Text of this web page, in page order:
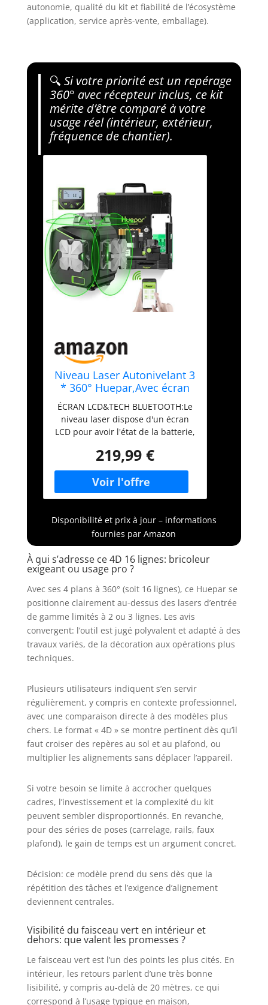
autonomie, qualité du kit et fiabilité de l’écosystème
(application, service après-vente, emballage).
🔍 Si votre priorité est un repérage
360° avec récepteur inclus, ce kit
mérite d’être comparé à votre
usage réel (intérieur, extérieur,
fréquence de chantier).
Niveau Laser Autonivelant 3
* 360° Huepar,Avec écran
LCD et Bluetooth S03CG
ÉCRAN LCD&TECH BLUETOOTH:Le
niveau laser dispose d'un écran
LCD pour avoir l'état de la batterie,
impulsion. Le Bluetooth permet de
contrôler le laser de l'autre côté de
la pièce avec l’APP Huepar sur un
smartphone et une
télécommande peuvent
activer/désactiver les lignes laser
et le mode impulsion, choisir les
plans laser.L'APP Huepar offre
aussi une alarme hors
niveau.L'outil laser peut connecter
deux appareils Bluetooth
simultanément. OUTIL LASER
MULTIFONCTIONNEL:On peut
choisir 1ligne horizontale et
2lignes verticales 360° par bouton
et indique un état hors niveau lors
du déverrouillage.La ligne laser
émet un bip lorsqu'il dépasse la
plage auto-nivelante ±3,5°.Une fois
le pendule verrouillé,il passe en
mode manuel pour verrouiller les
lignes pour un usage à l’angle
portée jusqu'à 200pieds avec le
récepteur laser Huepar LR-6RG/LR-
5RG. ALIMENTATION TRIPLE&PORT
DE CHARGE TYPE C: Cet outil laser
360 adopte une batterie Li-ion de
7,4V/2600mAh pour une
achetée facilement sur le marché
local),ou avec 4 piles alcalines AA.
En outre, ce niveau laser 3D peut
branchant lorsque vous retirez la
batterie.Avec le port de charge de
type C, le niveau laser à 12 lignes
peut également être chargé par un
ordinateur portable, une banque
d'alimentation, un chargeur de
voiture, etc. SUPPORT
219,99 €
Disponibilité et prix à jour – informations
fournies par Amazon
À qui s’adresse ce 4D 16 lignes: bricoleur
exigeant ou usage pro ?
Avec ses 4 plans à 360° (soit 16 lignes), ce Huepar se
positionne clairement au-dessus des lasers d’entrée
de gamme limités à 2 ou 3 lignes. Les avis
convergent: l’outil est jugé polyvalent et adapté à des
travaux variés, de la décoration aux opérations plus
techniques.
Plusieurs utilisateurs indiquent s’en servir
régulièrement, y compris en contexte professionnel,
avec une comparaison directe à des modèles plus
chers. Le format « 4D » se montre pertinent dès qu’il
faut croiser des repères au sol et au plafond, ou
multiplier les alignements sans déplacer l’appareil.
Si votre besoin se limite à accrocher quelques
cadres, l’investissement et la complexité du kit
peuvent sembler disproportionnés. En revanche,
pour des séries de poses (carrelage, rails, faux
plafond), le gain de temps est un argument concret.
Décision: ce modèle prend du sens dès que la
répétition des tâches et l’exigence d’alignement
deviennent centrales.
Visibilité du faisceau vert en intérieur et
dehors: que valent les promesses ?
Le faisceau vert est l’un des points les plus cités. En
intérieur, les retours parlent d’une très bonne
lisibilité, y compris au-delà de 20 mètres, ce qui
correspond à l’usage typique en maison,